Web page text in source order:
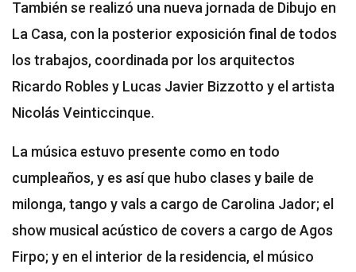
También se realizó una nueva jornada de Dibujo en
La Casa, con la posterior exposición final de todos
los trabajos, coordinada por los arquitectos
Ricardo Robles y Lucas Javier Bizzotto y el artista
Nicolás Veinticcinque.
La música estuvo presente como en todo
cumpleaños, y es así que hubo clases y baile de
milonga, tango y vals a cargo de Carolina Jador; el
show musical acústico de covers a cargo de Agos
Firpo; y en el interior de la residencia, el músico